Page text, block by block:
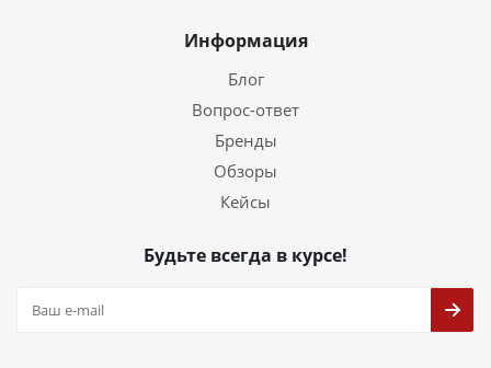
Информация
Блог
Вопрос-ответ
Бренды
Обзоры
Кейсы
Будьте всегда в курсе!